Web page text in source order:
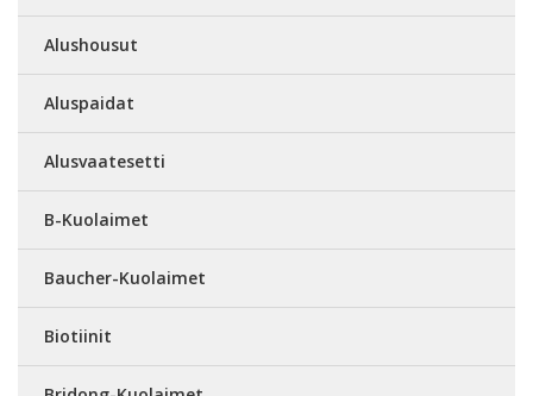
Alushousut
Aluspaidat
Alusvaatesetti
B-Kuolaimet
Baucher-Kuolaimet
Biotiinit